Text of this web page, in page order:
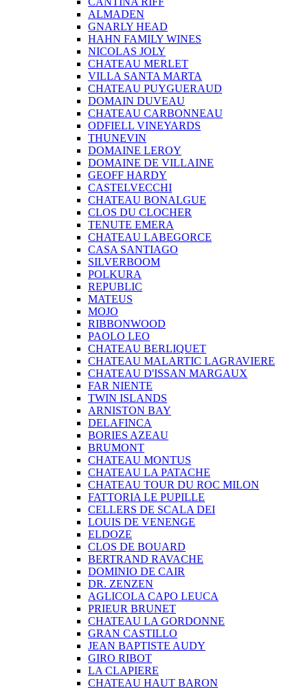
ALMADEN
GNARLY HEAD
HAHN FAMILY WINES
NICOLAS JOLY
CHATEAU MERLET
VILLA SANTA MARTA
CHATEAU PUYGUERAUD
DOMAIN DUVEAU
CHATEAU CARBONNEAU
ODFIELL VINEYARDS
THUNEVIN
DOMAINE LEROY
DOMAINE DE VILLAINE
GEOFF HARDY
CASTELVECCHI
CHATEAU BONALGUE
CLOS DU CLOCHER
TENUTE EMERA
CHATEAU LABEGORCE
CASA SANTIAGO
SILVERBOOM
POLKURA
REPUBLIC
MATEUS
MOJO
RIBBONWOOD
PAOLO LEO
CHATEAU BERLIQUET
CHATEAU MALARTIC LAGRAVIERE
CHATEAU D'ISSAN MARGAUX
FAR NIENTE
TWIN ISLANDS
ARNISTON BAY
DELAFINCA
BORIES AZEAU
BRUMONT
CHATEAU MONTUS
CHATEAU LA PATACHE
CHATEAU TOUR DU ROC MILON
FATTORIA LE PUPILLE
CELLERS DE SCALA DEI
LOUIS DE VENENGE
ELDOZE
CLOS DE BOUARD
BERTRAND RAVACHE
DOMINIO DE CAIR
DR. ZENZEN
AGLICOLA CAPO LEUCA
PRIEUR BRUNET
CHATEAU LA GORDONNE
GRAN CASTILLO
JEAN BAPTISTE AUDY
GIRO RIBOT
LA CLAPIERE
CHATEAU HAUT BARON